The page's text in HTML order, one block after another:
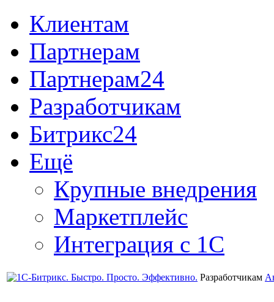
Клиентам
Партнерам
Партнерам24
Разработчикам
Битрикс24
Ещё
Крупные внедрения
Маркетплейс
Интеграция с 1С
Разработчикам